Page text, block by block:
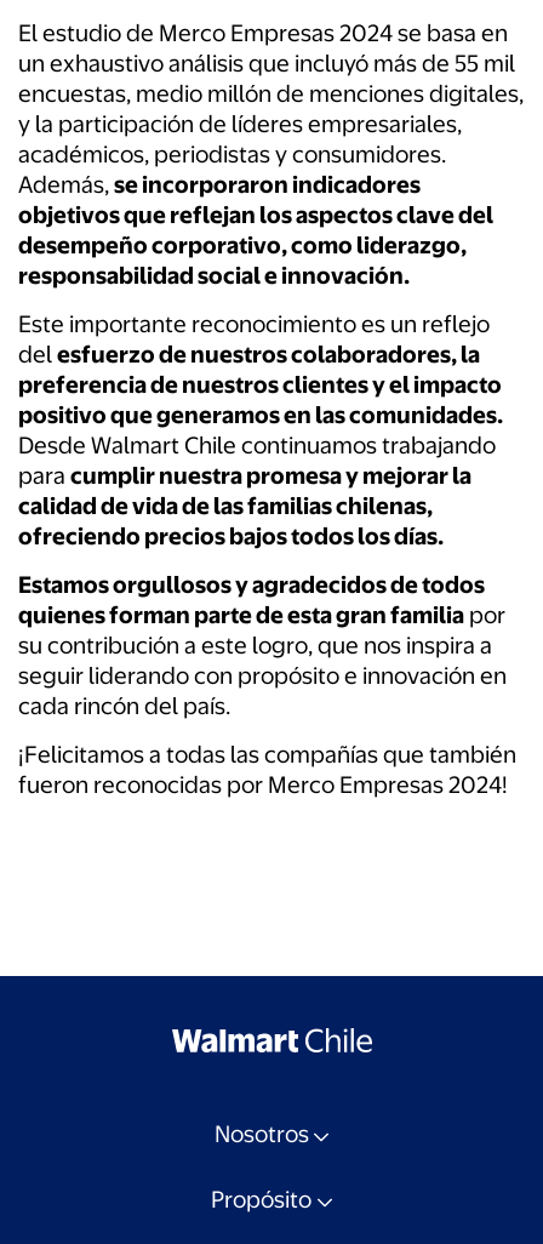
El estudio de Merco Empresas 2024 se basa en
un exhaustivo análisis que incluyó más de 55 mil
encuestas, medio millón de menciones digitales,
y la participación de líderes empresariales,
académicos, periodistas y consumidores.
Además,se incorporaron indicadores
objetivos que reflejan los aspectos clave del
desempeño corporativo, como liderazgo,
responsabilidad social e innovación.
Este importante reconocimiento es un reflejo
delesfuerzo de nuestros colaboradores, la
preferencia de nuestros clientes y el impacto
positivo que generamos en las comunidades.
Desde Walmart Chile continuamos trabajando
para cumplir nuestra promesa y mejorar la
calidad de vida de las familias chilenas,
ofreciendo precios bajos todos los días.
Estamos orgullosos y agradecidos de todos
quienes forman parte de esta gran familia por
su contribución a este logro, que nos inspira a
seguir liderando con propósito e innovación en
cada rincón del país.
¡Felicitamos a todas las compañías que también
fueron reconocidas por Merco Empresas 2024!
Nosotros
Propósito